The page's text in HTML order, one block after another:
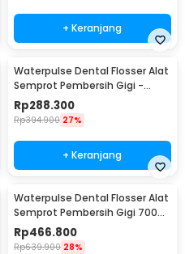
+ Keranjang
Waterpulse Dental Flosser Alat
Semprot Pembersih Gigi -
V400Plus
Rp288.300
Rp394.900 27%
+ Keranjang
Waterpulse Dental Flosser Alat
Semprot Pembersih Gigi 700ml
- V660
Rp466.800
Rp639.900 28%